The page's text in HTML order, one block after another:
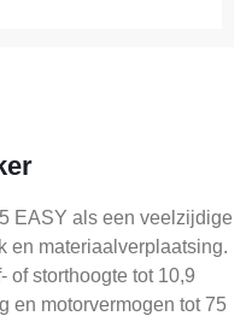
EASY als een veelzijdige
en materiaalverplaatsing.
of storthoogte tot 10,9
en motorvermogen tot 75